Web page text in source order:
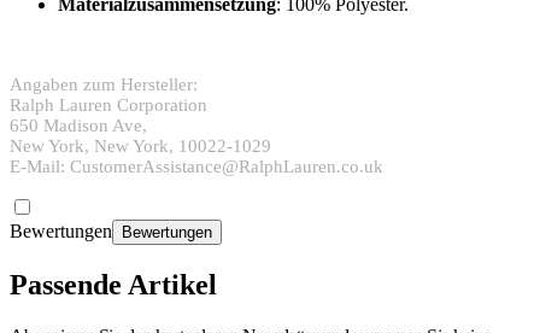
Materialzusammensetzung: 100% Polyester.
Angaben zum Hersteller:
Ralph Lauren Corporation
650 Madison Ave,
New York, New York, 10022-1029
E-Mail: CustomerAssistance@RalphLauren.co.uk
Bewertungen Bewertungen
Passende Artikel